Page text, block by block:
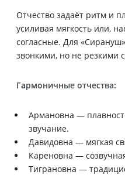
Отчество задаёт ритм и
усиливая мягкость или,
согласные. Для
звонкими, но не резкими
Гармоничные отчества:
Армановна —
звучание.
Давидовна — мягкая
Кареновна —
Тиграновна —